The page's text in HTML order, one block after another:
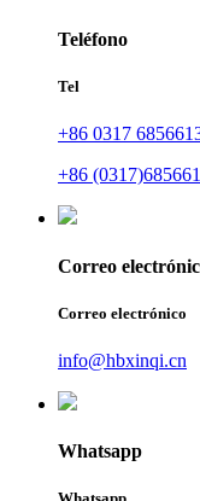
Teléfono
Tel
+86 0317
+86
Correo
Correo electrónico
info@hbxinqi.cn
Whatsapp